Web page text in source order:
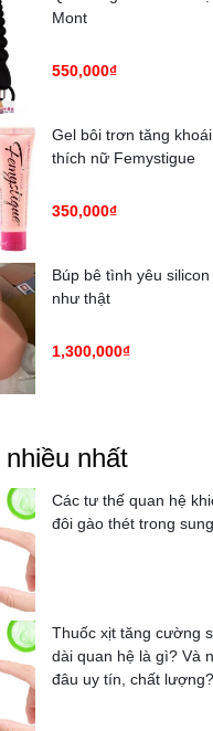
Mont
550,000₫
Gel bôi trơn tăng
thích nữ Femystigue
350,000₫
Búp bê tình yêu
như thật
1,300,000₫
nhất
Các tư thế quan hệ
đôi gào thét trong
Thuốc xịt tăng cường
dài quan hệ là gì? Và
đâu uy tín, chất lượng?